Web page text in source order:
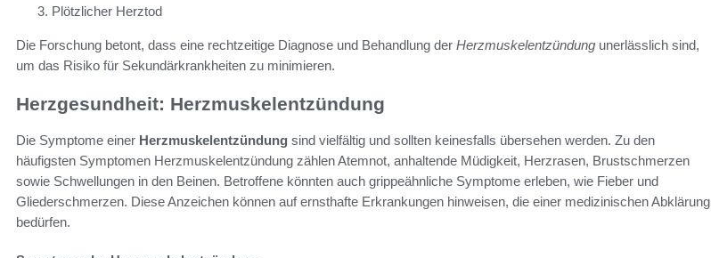
Plötzlicher Herztod
Die Forschung betont, dass eine rechtzeitige Diagnose und Behandlung der Herzmuskelentzündung unerlässlich sind,
um das Risiko für Sekundärkrankheiten zu minimieren.
Herzgesundheit: Herzmuskelentzündung
Die Symptome einer Herzmuskelentzündung sind vielfältig und sollten keinesfalls übersehen werden. Zu den
häufigsten Symptomen Herzmuskelentzündung zählen Atemnot, anhaltende Müdigkeit, Herzrasen, Brustschmerzen
sowie Schwellungen in den Beinen. Betroffene könnten auch grippeähnliche Symptome erleben, wie Fieber und
Gliederschmerzen. Diese Anzeichen können auf ernsthafte Erkrankungen hinweisen, die einer medizinischen Abklärung
bedürfen.